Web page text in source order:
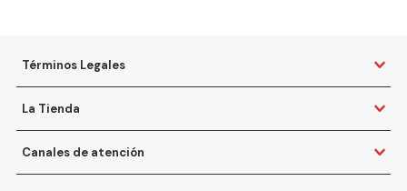
Términos Legales
La Tienda
Canales de atención